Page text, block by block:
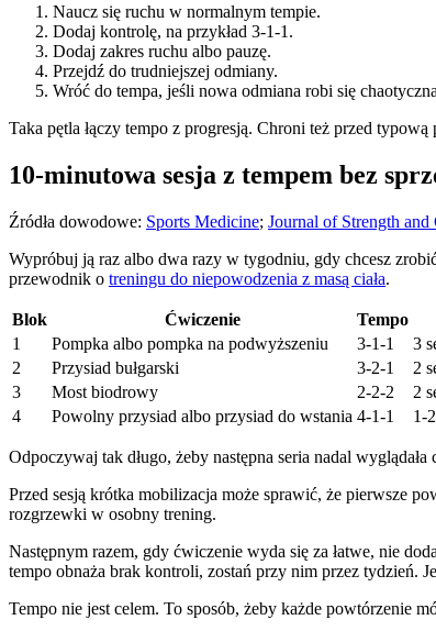
Naucz się ruchu w normalnym tempie.
Dodaj kontrolę, na przykład 3-1-1.
Dodaj zakres ruchu albo pauzę.
Przejdź do trudniejszej odmiany.
Wróć do tempa, jeśli nowa odmiana robi się
Taka pętla łączy tempo z progresją. Chroni też przed
10-minutowa sesja z tempem bez
Źródła dowodowe: Sports Medicine; Journal of Strength
Wypróbuj ją raz albo dwa razy w tygodniu, gdy chcesz
przewodnik o treningu do niepowodzenia z masą ciała.
Blok Ćwiczenie Tempo
1
Pompka albo pompka na podwyższeniu 3-1-1
3
2
Przysiad bułgarski 3-2-1
2
3
Most biodrowy 2-2-2
2
4
Powolny przysiad albo przysiad do wstania 4-1-1 1-
Odpoczywaj tak długo, żeby następna seria nadal
Przed sesją krótka mobilizacja może sprawić, że pierwsze
rozgrzewki w osobny trening.
Następnym razem, gdy ćwiczenie wyda się za łatwe, nie
tempo obnaża brak kontroli, zostań przy nim przez tydzień.
Tempo nie jest celem. To sposób, żeby każde powtórzenie